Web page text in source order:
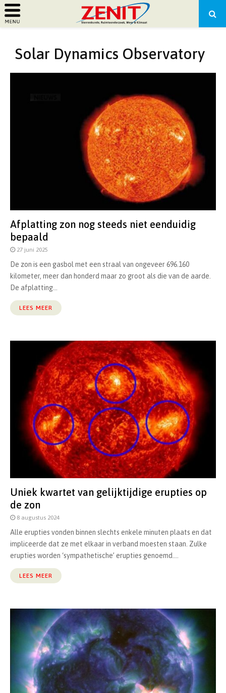
PRIMARY
MENU
Solar Dynamics Observatory
Afplatting zon nog steeds niet eenduidig
bepaald
27 juni 2025
De zon is een gasbol met een straal van ongeveer 696.160
kilometer, meer dan honderd maar zo groot als die van de aarde.
De afplatting...
LEES MEER
Uniek kwartet van gelijktijdige erupties op
de zon
8 augustus 2024
Alle erupties vonden binnen slechts enkele minuten plaats en dat
impliceerde dat ze met elkaar in verband moesten staan. Zulke
erupties worden ‘sympathetische’ erupties genoemd....
LEES MEER